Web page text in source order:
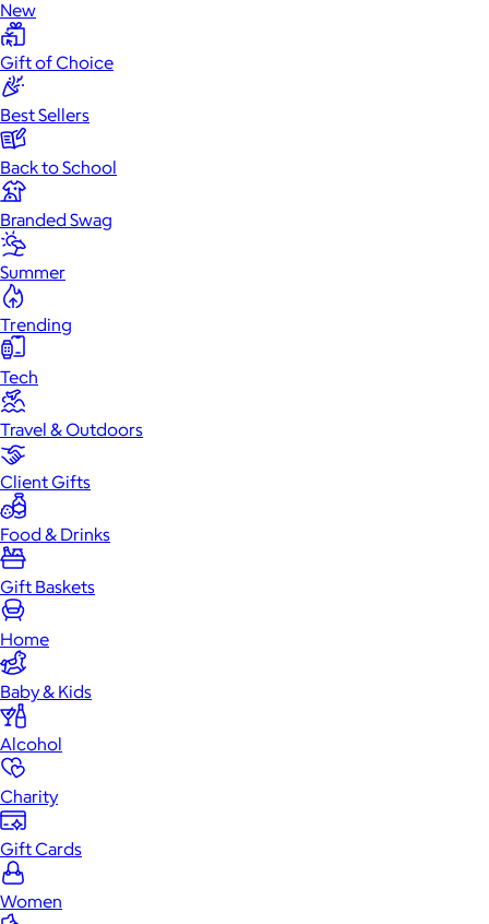
New
Gift of Choice
Best Sellers
Back to School
Branded Swag
Summer
Trending
Tech
Travel & Outdoors
Client Gifts
Food & Drinks
Gift Baskets
Home
Baby & Kids
Alcohol
Charity
Gift Cards
Women